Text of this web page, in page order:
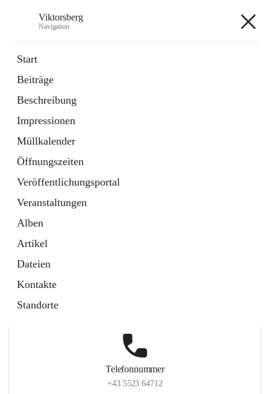
Viktorsberg
Navigation
Start
Beiträge
Beschreibung
Impressionen
Müllkalender
Öffnungszeiten
Veröffentlichungsportal
Veranstaltungen
Alben
Artikel
Dateien
Kontakte
Standorte
1 Schnellzugriff
Bürgerservice
10 Schnellzugriffe
Telefonnummer
+43 5523 64712